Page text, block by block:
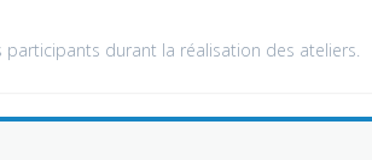
durant la réalisation des ateliers.